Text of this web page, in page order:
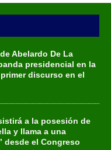
Abelardo De La
presidencial en la
discurso en el
a la posesión de
y llama a una
desde el Congreso